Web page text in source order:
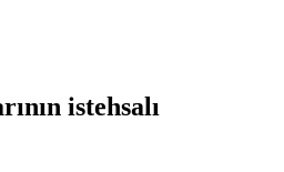
istehsalı